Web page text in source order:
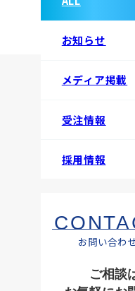
お知らせ
メディア掲載
受注情報
採用情報
お問い合わ
ご相談